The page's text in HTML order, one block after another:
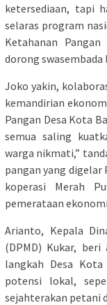
ketersediaan, tapi
selaras program
Ketahanan
dorong
Joko yakin,
kemandirian
Pangan Desa Kota
semua saling
warga nikmati,”
pangan yang digelar
koperasi Merah
pemerataan
Arianto, Kepala
(DPMD) Kukar,
langkah Desa
potensi lokal,
sejahterakan petani